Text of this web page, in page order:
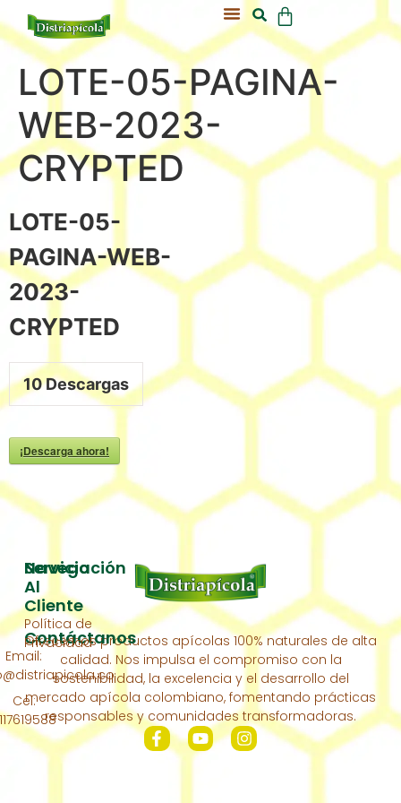
LOTE-05-PAGINA-
WEB-2023-
CRYPTED
LOTE-05-
PAGINA-WEB-
2023-
CRYPTED
10Descargas
¡Descarga ahora!
Ofrecemos productos apícolas 100% naturales de alta
calidad. Nos impulsa el compromiso con la
sostenibilidad, la excelencia y el desarrollo del
mercado apícola colombiano, fomentando prácticas
responsables y comunidades transformadoras.
Servicio
Al
Cliente
Política de
Privacidad
Navegación
Inicio
Acerca
De
Nosotros
Nuestra
Colmena
Contáctanos
Contáctanos
Email:
Cel: